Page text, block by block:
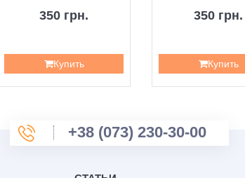
350 грн.
Купить
350 грн.
Купить
+38 (073) 230-30-00